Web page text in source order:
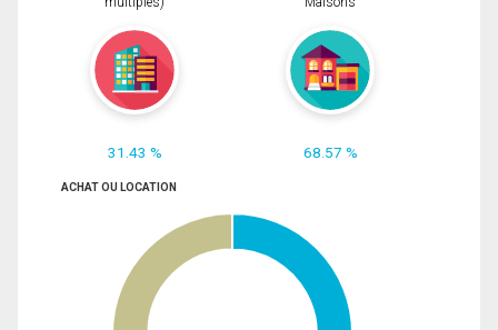
31.43 % 68.57 %
ACHAT OU LOCATION